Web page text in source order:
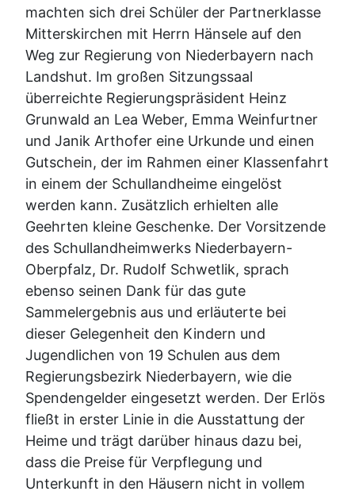
machten sich drei Schüler der Partnerklasse
Mitterskirchen mit Herrn Hänsele auf den
Weg zur Regierung von Niederbayern nach
Landshut. Im großen Sitzungssaal
überreichte Regierungspräsident Heinz
Grunwald an Lea Weber, Emma Weinfurtner
und Janik Arthofer eine Urkunde und einen
Gutschein, der im Rahmen einer Klassenfahrt
in einem der Schullandheime eingelöst
werden kann. Zusätzlich erhielten alle
Geehrten kleine Geschenke. Der Vorsitzende
des Schullandheimwerks Niederbayern-
Oberpfalz, Dr. Rudolf Schwetlik, sprach
ebenso seinen Dank für das gute
Sammelergebnis aus und erläuterte bei
dieser Gelegenheit den Kindern und
Jugendlichen von 19 Schulen aus dem
Regierungsbezirk Niederbayern, wie die
Spendengelder eingesetzt werden. Der Erlös
fließt in erster Linie in die Ausstattung der
Heime und trägt darüber hinaus dazu bei,
dass die Preise für Verpflegung und
Unterkunft in den Häusern nicht in vollem